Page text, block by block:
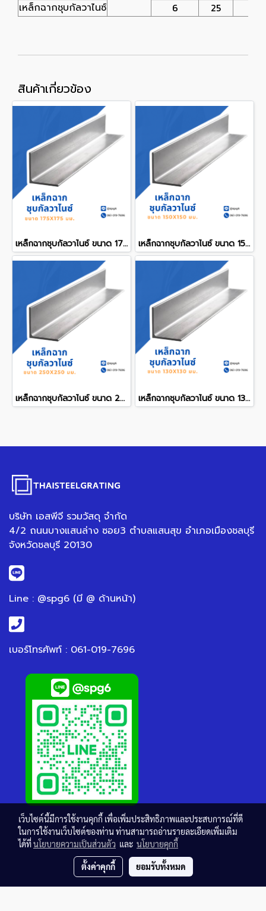
เหล็กฉากชุบกัลวาไนซ์
6 25
สินค้าเกี่ยวข้อง
เหล็กฉากชุบกัลวาไนซ์ ขนาด 175x175 mm. เหล็กฉากชุบกัลวาไนซ์ ขนาด 150x150 mm.
เหล็กฉากชุบกัลวาไนซ์ ขนาด 250x250 mm. เหล็กฉากชุบกัลวาไนซ์ ขนาด 130x130 mm.
บริษัท เอสพีจี รวมวัสดุ จำกัด
4/2 ถนนบางแสนล่าง ซอย3 ตำบลแสนสุข อำเภอเมืองชลบุรี
จังหวัดชลบุรี 20130
Line : @spg6 (มี @ ด้านหน้า)
เบอร์โทรศัพท์ : 061-019-7696
เว็บไซต์นี้มีการใช้งานคุกกี้ เพื่อเพิ่มประสิทธิภาพและประสบการณ์ที่ดี
ในการใช้งานเว็บไซต์ของท่าน ท่านสามารถอ่านรายละเอียดเพิ่มเติม
ได้ที่นโยบายความเป็นส่วนตัว และ นโยบายคุกกี้
ตั้งค่าคุกกี้ ยอมรับทั้งหมด